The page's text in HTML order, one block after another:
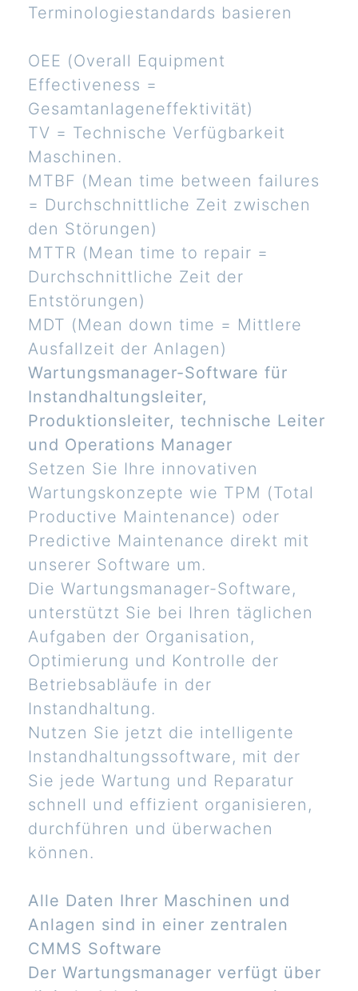
Terminologiestandards basieren
OEE (Overall Equipment
Effectiveness =
Gesamtanlageneffektivität)
TV = Technische Verfügbarkeit
Maschinen.
MTBF (Mean time between failures
= Durchschnittliche Zeit zwischen
den Störungen)
MTTR (Mean time to repair =
Durchschnittliche Zeit der
Entstörungen)
MDT (Mean down time = Mittlere
Ausfallzeit der Anlagen)
Wartungsmanager-Software für
Instandhaltungsleiter,
Produktionsleiter, technische Leiter
und Operations Manager
Setzen Sie Ihre innovativen
Wartungskonzepte wie TPM (Total
Productive Maintenance) oder
Predictive Maintenance direkt mit
unserer Software um.
Die Wartungsmanager-Software,
unterstützt Sie bei Ihren täglichen
Aufgaben der Organisation,
Optimierung und Kontrolle der
Betriebsabläufe in der
Instandhaltung.
Nutzen Sie jetzt die intelligente
Instandhaltungssoftware, mit der
Sie jede Wartung und Reparatur
schnell und effizient organisieren,
durchführen und überwachen
können.
Alle Daten Ihrer Maschinen und
Anlagen sind in einer zentralen
CMMS Software
Der Wartungsmanager verfügt über